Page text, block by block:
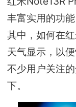
丰富实用的功
其中，如何在
天气显示，以
不少用户关注
下。